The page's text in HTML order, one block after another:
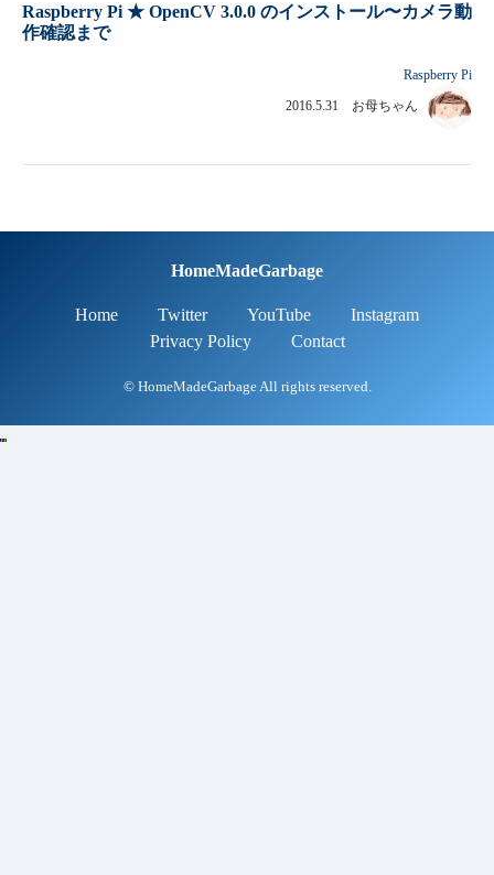
Raspberry Pi ★ OpenCV 3.0.0 のインストール〜カメラ動
作確認まで
Raspberry Pi
2016.5.31 お母ちゃん
HomeMadeGarbage
Home Twitter YouTube
Instagram
Privacy Policy
Contact
© HomeMadeGarbage All rights reserved.